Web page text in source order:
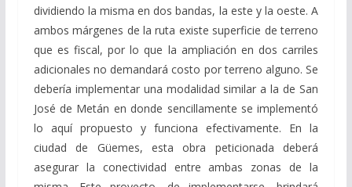
dividiendo la misma en dos bandas, la este y la oeste. A
ambos márgenes de la ruta existe superficie de terreno
que es fiscal, por lo que la ampliación en dos carriles
adicionales no demandará costo por terreno alguno. Se
debería implementar una modalidad similar a la de San
José de Metán en donde sencillamente se implementó
lo aquí propuesto y funciona efectivamente. En la
ciudad de Güemes, esta obra peticionada deberá
asegurar la conectividad entre ambas zonas de la